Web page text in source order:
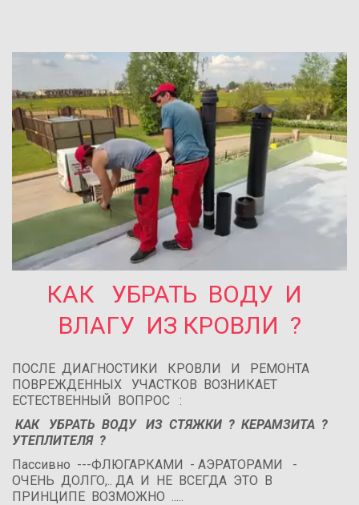
КАК   УБРАТЬ  ВОДУ  И
ВЛАГУ  ИЗ КРОВЛИ  ?
ПОСЛЕ  ДИАГНОСТИКИ   КРОВЛИ   И   РЕМОНТА
ПОВРЕЖДЕННЫХ   УЧАСТКОВ  ВОЗНИКАЕТ
ЕСТЕСТВЕННЫЙ  ВОПРОС   :
УТЕПЛИТЕЛЯ  ?
Пассивно  ---ФЛЮГАРКАМИ  - АЭРАТОРАМИ   -
ОЧЕНЬ  ДОЛГО,.. ДА  И  НЕ  ВСЕГДА  ЭТО  В
ПРИНЦИПЕ  ВОЗМОЖНО  .....